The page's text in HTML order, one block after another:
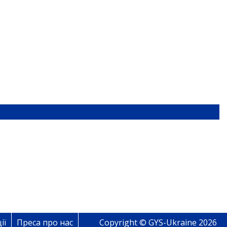
Преса про нас Copyright © GYS-Ukraine 2026